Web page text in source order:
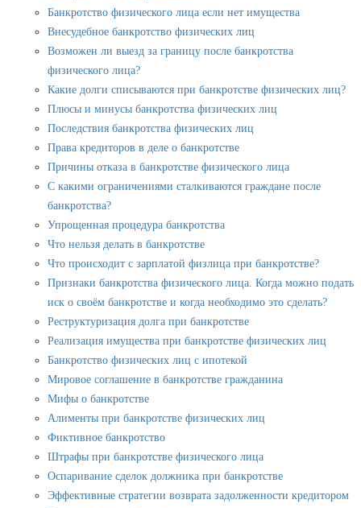
Банкротство физического лица если нет имущества
Внесудебное банкротство физических лиц
Возможен ли выезд за границу после банкротства
физического лица?
Какие долги списываются при банкротстве физических лиц?
Плюсы и минусы банкротства физических лиц
Последствия банкротства физических лиц
Права кредиторов в деле о банкротстве
Причины отказа в банкротстве физического лица
С какими ограничениями сталкиваются граждане после
банкротства?
Упрощенная процедура банкротства
Что нельзя делать в банкротстве
Что происходит с зарплатой физлица при банкротстве?
Признаки банкротства физического лица. Когда можно подать
иск о своём банкротстве и когда необходимо это сделать?
Реструктуризация долга при банкротстве
Реализация имущества при банкротстве физических лиц
Банкротство физических лиц с ипотекой
Мировое соглашение в банкротстве гражданина
Мифы о банкротстве
Алименты при банкротстве физических лиц
Фиктивное банкротство
Штрафы при банкротстве физического лица
Оспаривание сделок должника при банкротстве
Эффективные стратегии возврата задолженности кредитором